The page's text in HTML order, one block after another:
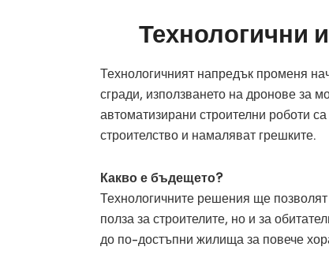
Технологични
Технологичният напредък променя
сгради, използването на дронове за
автоматизирани строителни роботи
строителство и намаляват грешките.
Какво е бъдещето?
Технологичните решения ще
полза за строителите, но и за
до по-достъпни жилища за повече